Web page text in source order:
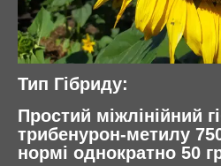
Тип Гібриду:
Простий міжлінійний
трибенурон-метилу
нормі однократно 50